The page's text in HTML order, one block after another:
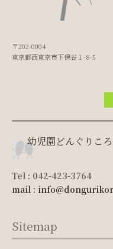
〒202-0004
東京都西東京市下保谷１-8-5
幼児園どんぐりこ
Tel : 042-423-3764
mail :
Sitemap